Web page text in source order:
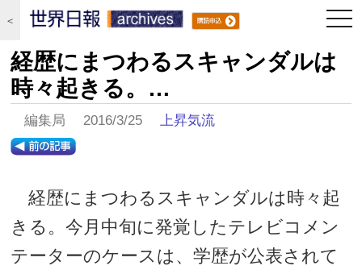
＜
経歴にまつわるスキャンダルは
時々起きる。…
編集局 2016/3/25上昇気流
経歴にまつわるスキャンダルは時々起
きる。今月中旬に発覚したテレビコメン
テーターのケースは、学歴が公表されて